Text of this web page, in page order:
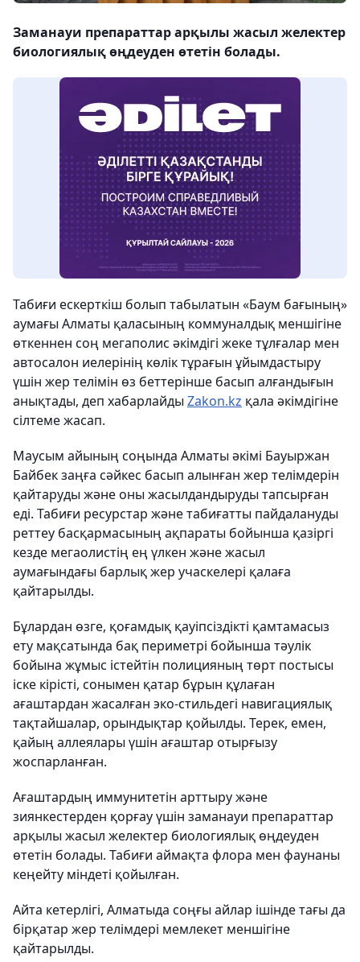
Заманауи препараттар арқылы жасыл желектер
биологиялық өңдеуден өтетін болады.
Табиғи ескерткіш болып табылатын «Баум бағының»
аумағы Алматы қаласының коммуналдық меншігіне
өткеннен соң мегаполис әкімдігі жеке тұлғалар мен
автосалон иелерінің көлік тұрағын ұйымдастыру
үшін жер телімін өз беттерінше басып алғандығын
анықтады, деп хабарлайды Zakon.kz қала әкімдігіне
сілтеме жасап.
Маусым айының соңында Алматы әкімі Бауыржан
Байбек заңға сәйкес басып алынған жер телімдерін
қайтаруды және оны жасылдандыруды тапсырған
еді. Табиғи ресурстар және табиғатты пайдалануды
реттеу басқармасының ақпараты бойынша қазіргі
кезде мегаолистің ең үлкен және жасыл
аумағындағы барлық жер учаскелері қалаға
қайтарылды.
Бұлардан өзге, қоғамдық қауіпсіздікті қамтамасыз
ету мақсатында бақ периметрі бойынша тәулік
бойына жұмыс істейтін полицияның төрт постысы
іске кірісті, сонымен қатар бұрын құлаған
ағаштардан жасалған эко-стильдегі навигациялық
тақтайшалар, орындықтар қойылды. Терек, емен,
қайың аллеялары үшін ағаштар отырғызу
жоспарланған.
Ағаштардың иммунитетін арттыру және
зиянкестерден қорғау үшін заманауи препараттар
арқылы жасыл желектер биологиялық өңдеуден
өтетін болады. Табиғи аймақта флора мен фаунаны
кеңейту міндеті қойылған.
Айта кетерлігі, Алматыда соңғы айлар ішінде тағы да
бірқатар жер телімдері мемлекет меншігіне
қайтарылды.